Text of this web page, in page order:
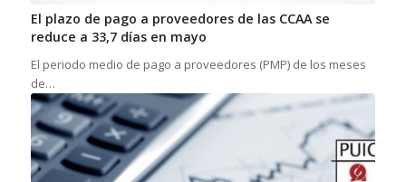
El plazo de pago a proveedores de las CCAA se
reduce a 33,7 días en mayo
El periodo medio de pago a proveedores (PMP) de los meses
de…